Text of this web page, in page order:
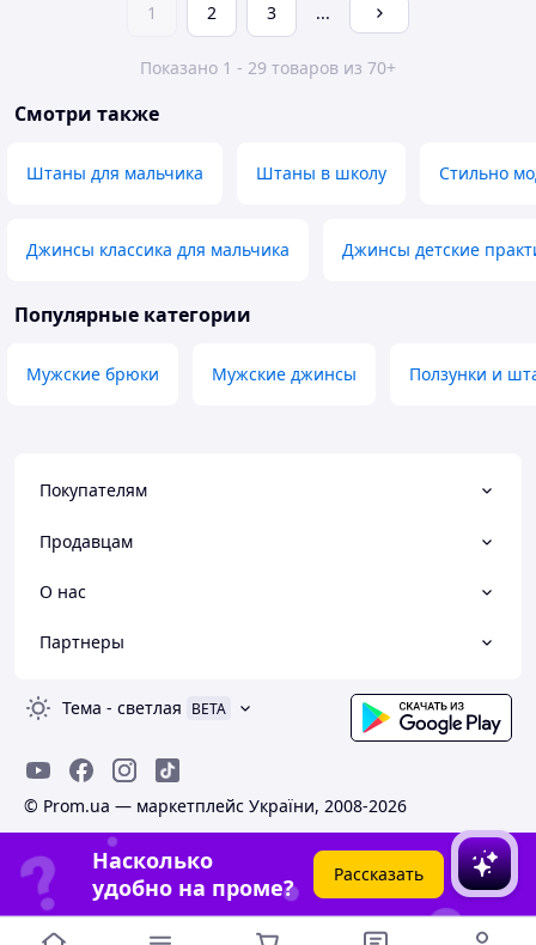
1 2 3 ...
Показано 1 - 29 товаров из 70+
Смотри также
Штаны для мальчика Штаны в школу Стильно
Джинсы классика для мальчика Джинсы детские
Популярные категории
Мужские брюки Мужские джинсы Ползунки и
Покупателям
Продавцам
О нас
Партнеры
Тема - светлая BETA
© Prom.ua — маркетплейс України, 2008-2026
Насколько
удобно на проме?
Рассказать